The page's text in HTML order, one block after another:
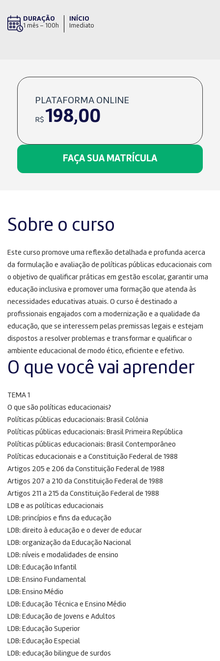
DURAÇÃO
1 mês – 100h
INÍCIO
Imediato
Sobre o curso
Este curso promove uma reflexão detalhada e profunda acerca
da formulação e avaliação de políticas públicas educacionais com
o objetivo de qualificar práticas em gestão escolar, garantir uma
educação inclusiva e promover uma formação que atenda às
necessidades educativas atuais. O curso é destinado a
profissionais engajados com a modernização e a qualidade da
educação, que se interessem pelas premissas legais e estejam
dispostos a resolver problemas e transformar e qualificar o
ambiente educacional de modo ético, eficiente e efetivo.
O que você vai aprender
TEMA 1
O que são políticas educacionais?
Políticas públicas educacionais: Brasil Colônia
Políticas públicas educacionais: Brasil Primeira República
Políticas públicas educacionais: Brasil Contemporâneo
Políticas educacionais e a Constituição Federal de 1988
Artigos 205 e 206 da Constituição Federal de 1988
Artigos 207 a 210 da Constituição Federal de 1988
Artigos 211 a 215 da Constituição Federal de 1988
LDB e as políticas educacionais
LDB: princípios e fins da educação
LDB: direito à educação e o dever de educar
LDB: organização da Educação Nacional
LDB: níveis e modalidades de ensino
LDB: Educação Infantil
LDB: Ensino Fundamental
LDB: Ensino Médio
LDB: Educação Técnica e Ensino Médio
LDB: Educação de Jovens e Adultos
LDB: Educação Superior
LDB: Educação Especial
LDB: educação bilingue de surdos
PLATAFORMA ONLINE
R$ 198,00
FAÇA SUA MATRÍCULA